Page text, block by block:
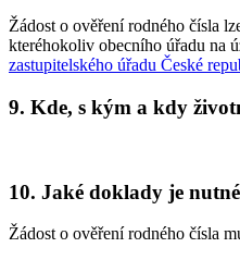
Žádost o ověření rodného čísla
kteréhokoliv obecního úřadu na
zastupitelského úřadu České
9. Kde, s kým a kdy
10. Jaké doklady je
Žádost o ověření rodného čísla